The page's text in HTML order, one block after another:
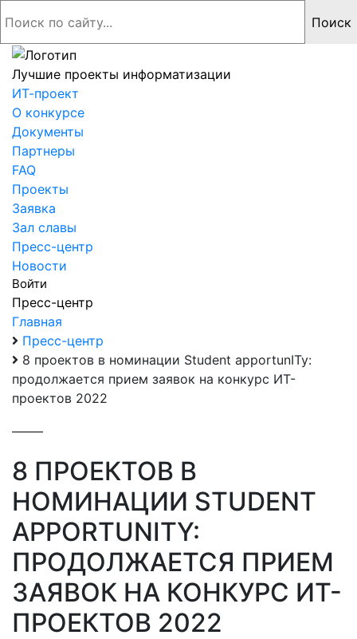
Лучшие проекты информатизации
ИТ-проект
О конкурсе
Документы
Партнеры
FAQ
Проекты
Заявка
Зал славы
Пресс-центр
Новости
Войти
Пресс-центр
Главная
Пресс-центр
8 проектов в номинации Student аpportunITy:
продолжается прием заявок на конкурс ИТ-
проектов 2022
8 ПРОЕКТОВ В
НОМИНАЦИИ STUDENT
АPPORTUNITY:
ПРОДОЛЖАЕТСЯ ПРИЕМ
ЗАЯВОК НА КОНКУРС ИТ-
ПРОЕКТОВ 2022